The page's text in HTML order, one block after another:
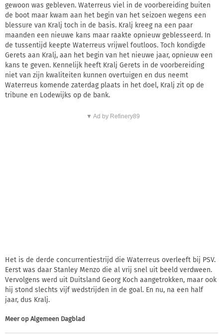
gewoon was gebleven. Waterreus viel in de voorbereiding buiten
de boot maar kwam aan het begin van het seizoen wegens een
blessure van Kralj toch in de basis. Kralj kreeg na een paar
maanden een nieuwe kans maar raakte opnieuw geblesseerd. In
de tussentijd keepte Waterreus vrijwel foutloos. Toch kondigde
Gerets aan Kralj, aan het begin van het nieuwe jaar, opnieuw een
kans te geven. Kennelijk heeft Kralj Gerets in de voorbereiding
niet van zijn kwaliteiten kunnen overtuigen en dus neemt
Waterreus komende zaterdag plaats in het doel, Kralj zit op de
tribune en Lodewijks op de bank.
▼ Ad by Refinery89
Het is de derde concurrentiestrijd die Waterreus overleeft bij PSV.
Eerst was daar Stanley Menzo die al vrij snel uit beeld verdween.
Vervolgens werd uit Duitsland Georg Koch aangetrokken, maar ook
hij stond slechts vijf wedstrijden in de goal. En nu, na een half
jaar, dus Kralj.
Meer op Algemeen Dagblad